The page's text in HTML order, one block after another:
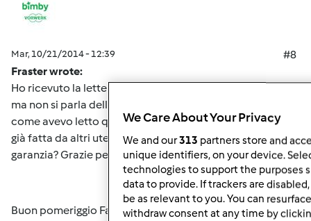
Mar, 10/21/2014 - 12:39
#8
Fraster wrote:
Ho ricevuto la lettera: mi arriverà la guarnizione nuova,
ma non si parla dell'estensione di garanzia di 1 anno,
come avevo letto qui sul forum. Mi associo alla domanda
già fatta da altri utenti: c'è o non c'è l'estensione di
garanzia? Grazie per una cortese risposta.
Buon pomeriggio Faster,
We Care About Your Privacy
We and our313 partners store and
unique identifiers, on your device.
technologies to support the purposes
data to provide. If trackers are
be as relevant to you. You can
withdraw consent at any time by